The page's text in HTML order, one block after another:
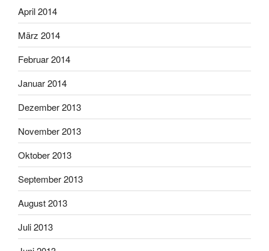
April 2014
März 2014
Februar 2014
Januar 2014
Dezember 2013
November 2013
Oktober 2013
September 2013
August 2013
Juli 2013